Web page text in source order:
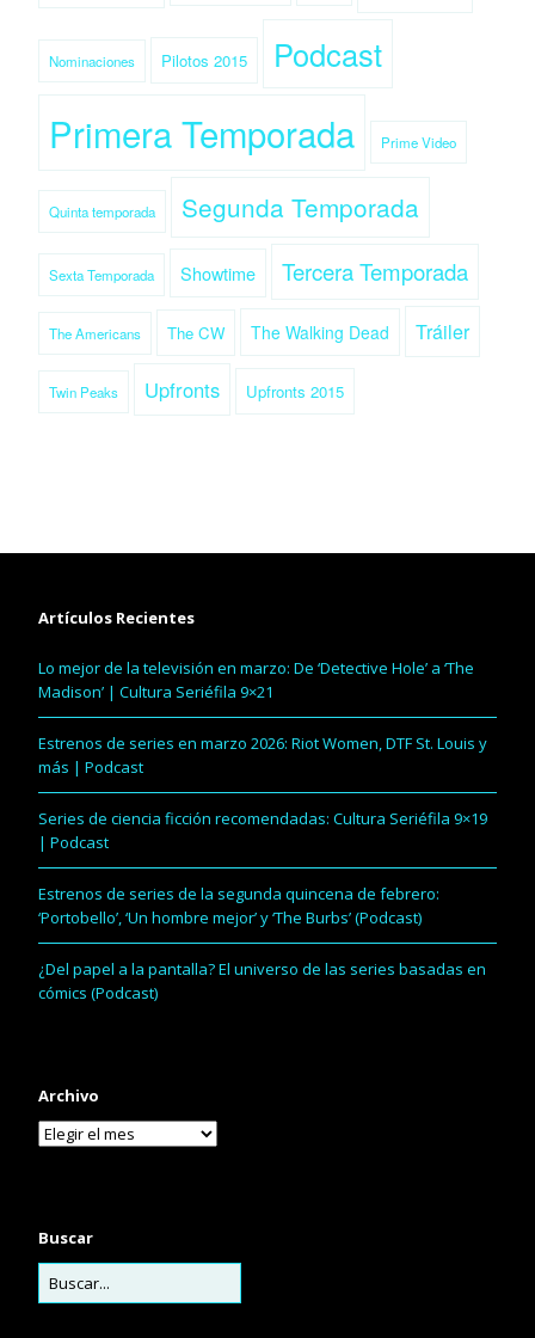
Nominaciones Pilotos 2015 Podcast
Primera Temporada Prime Video
Quinta temporada Segunda Temporada
Sexta Temporada Showtime Tercera Temporada
The Americans The CW The Walking Dead Tráiler
Twin Peaks Upfronts Upfronts 2015
Artículos Recientes
Lo mejor de la televisión en marzo: De ‘Detective Hole’ a ‘The
Madison’ | Cultura Seriéfila 9×21
Estrenos de series en marzo 2026: Riot Women, DTF St. Louis y
más | Podcast
Series de ciencia ficción recomendadas: Cultura Seriéfila 9×19
| Podcast
Estrenos de series de la segunda quincena de febrero:
‘Portobello’, ‘Un hombre mejor’ y ‘The Burbs’ (Podcast)
¿Del papel a la pantalla? El universo de las series basadas en
cómics (Podcast)
Archivo
Buscar